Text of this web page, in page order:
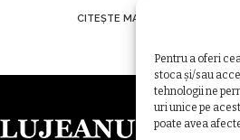
Pentru a oferi
stoca și/sau
tehnologii ne
uri unice pe
poate avea
CITEȘTE MAI MULT